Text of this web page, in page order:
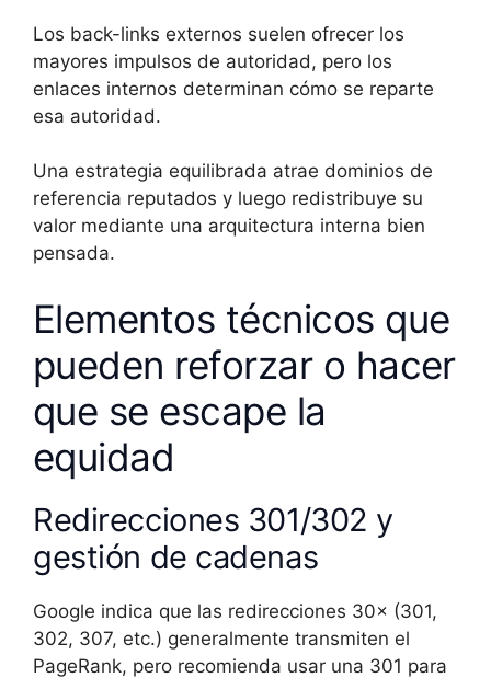
Los back-links externos suelen ofrecer los
mayores impulsos de autoridad, pero los
enlaces internos determinan cómo se reparte
esa autoridad.
Una estrategia equilibrada atrae dominios de
referencia reputados y luego redistribuye su
valor mediante una arquitectura interna bien
pensada.
Elementos técnicos que
pueden reforzar o hacer
que se escape la
equidad
Redirecciones 301/302 y
gestión de cadenas
Google indica que las redirecciones 30× (301,
302, 307, etc.) generalmente transmiten el
PageRank, pero recomienda usar una 301 para